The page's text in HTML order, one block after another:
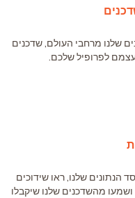
שלנו מרחבי העולם, שדכנים
לפרופיל שלכם.
הנתונים שלנו, ראו שידוכים
מהשדכנים שלנו שיקבלו